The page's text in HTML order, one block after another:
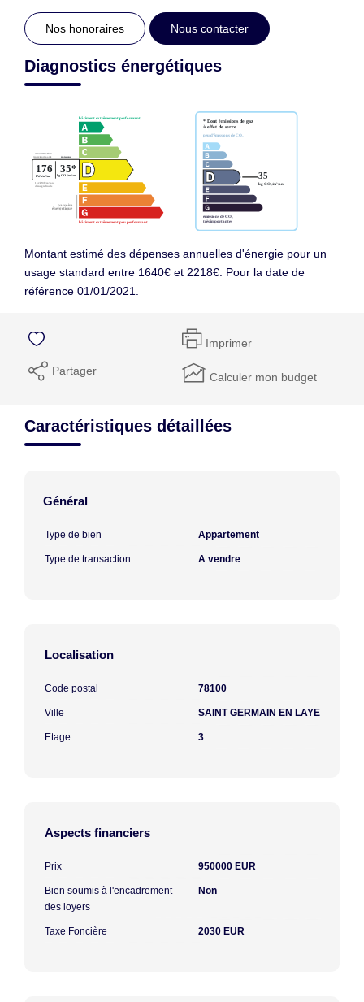
Nos honoraires Nous contacter
Diagnostics énergétiques
Montant estimé des dépenses annuelles d'énergie pour un
usage standard entre 1640€ et 2218€. Pour la date de
référence 01/01/2021.
Imprimer
Partager Calculer mon budget
Caractéristiques détaillées
Général
Type de bien Appartement
Type de transaction A vendre
Localisation
Code postal 78100
Ville SAINT GERMAIN EN LAYE
Etage 3
Aspects financiers
Prix 950000 EUR
Bien soumis à l'encadrement
des loyers
Non
Taxe Foncière 2030 EUR